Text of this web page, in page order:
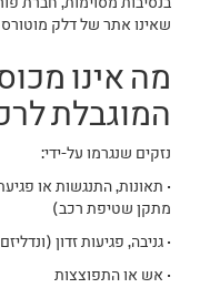
שאינו אתר של דלק
מה אינו
המוגבלת
נזקים שנגרמו על-ידי:
• תאונות, התנגשות או
מתקן שטיפת רכב)
• גניבה, פגיעות זדון
• אש או התפוצצות